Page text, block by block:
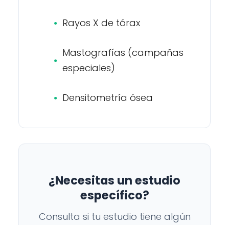
Rayos X de tórax
Mastografías (campañas
especiales)
Densitometría ósea
¿Necesitas un estudio
específico?
Consulta si tu estudio tiene algún